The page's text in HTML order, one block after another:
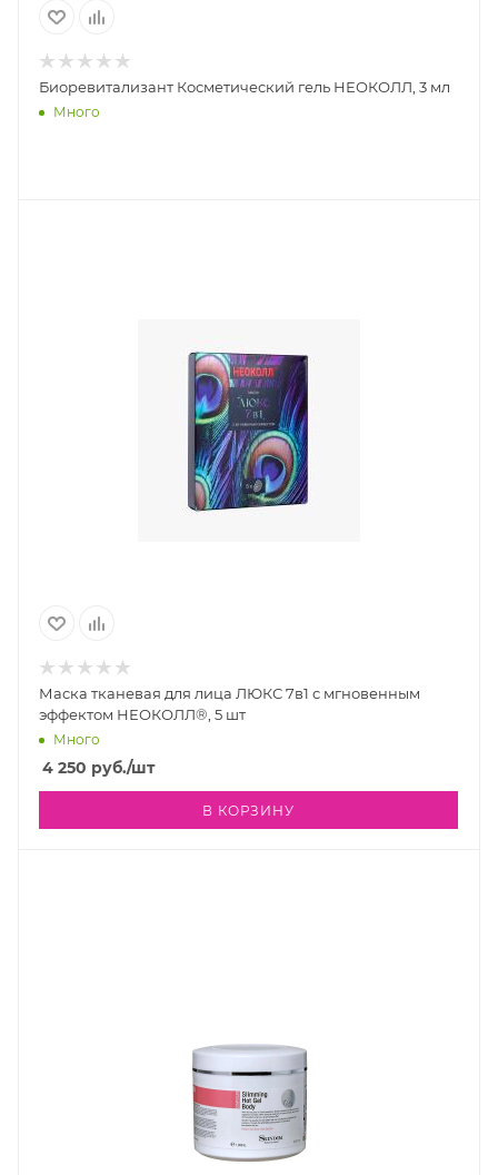
Биоревитализант Косметический гель НЕОКОЛЛ, 3 мл
Много
Маска тканевая для лица ЛЮКС 7в1 с мгновенным
эффектом НЕОКОЛЛ®, 5 шт
Много
4 250 руб./шт
В КОРЗИНУ